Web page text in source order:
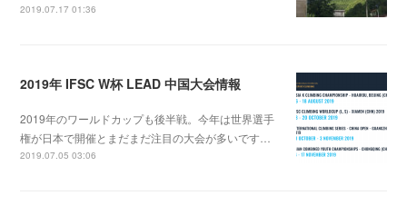
2019.07.17 01:36
2019年 IFSC W杯 LEAD 中国大会情報
2019年のワールドカップも後半戦。今年は世界選手
権が日本で開催とまだまだ注目の大会が多いです…
2019.07.05 03:06